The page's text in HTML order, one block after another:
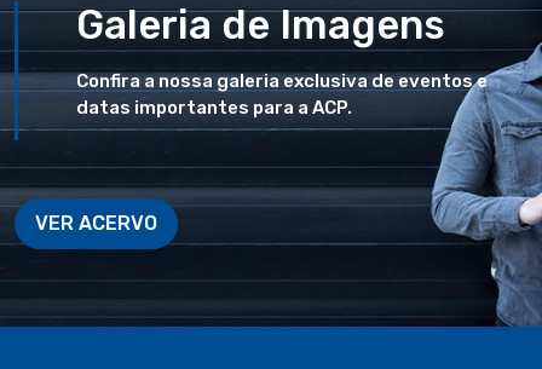
Galeria de Imagens
Confira a nossa galeria exclusiva de eventos e
datas importantes para a ACP.
VER ACERVO